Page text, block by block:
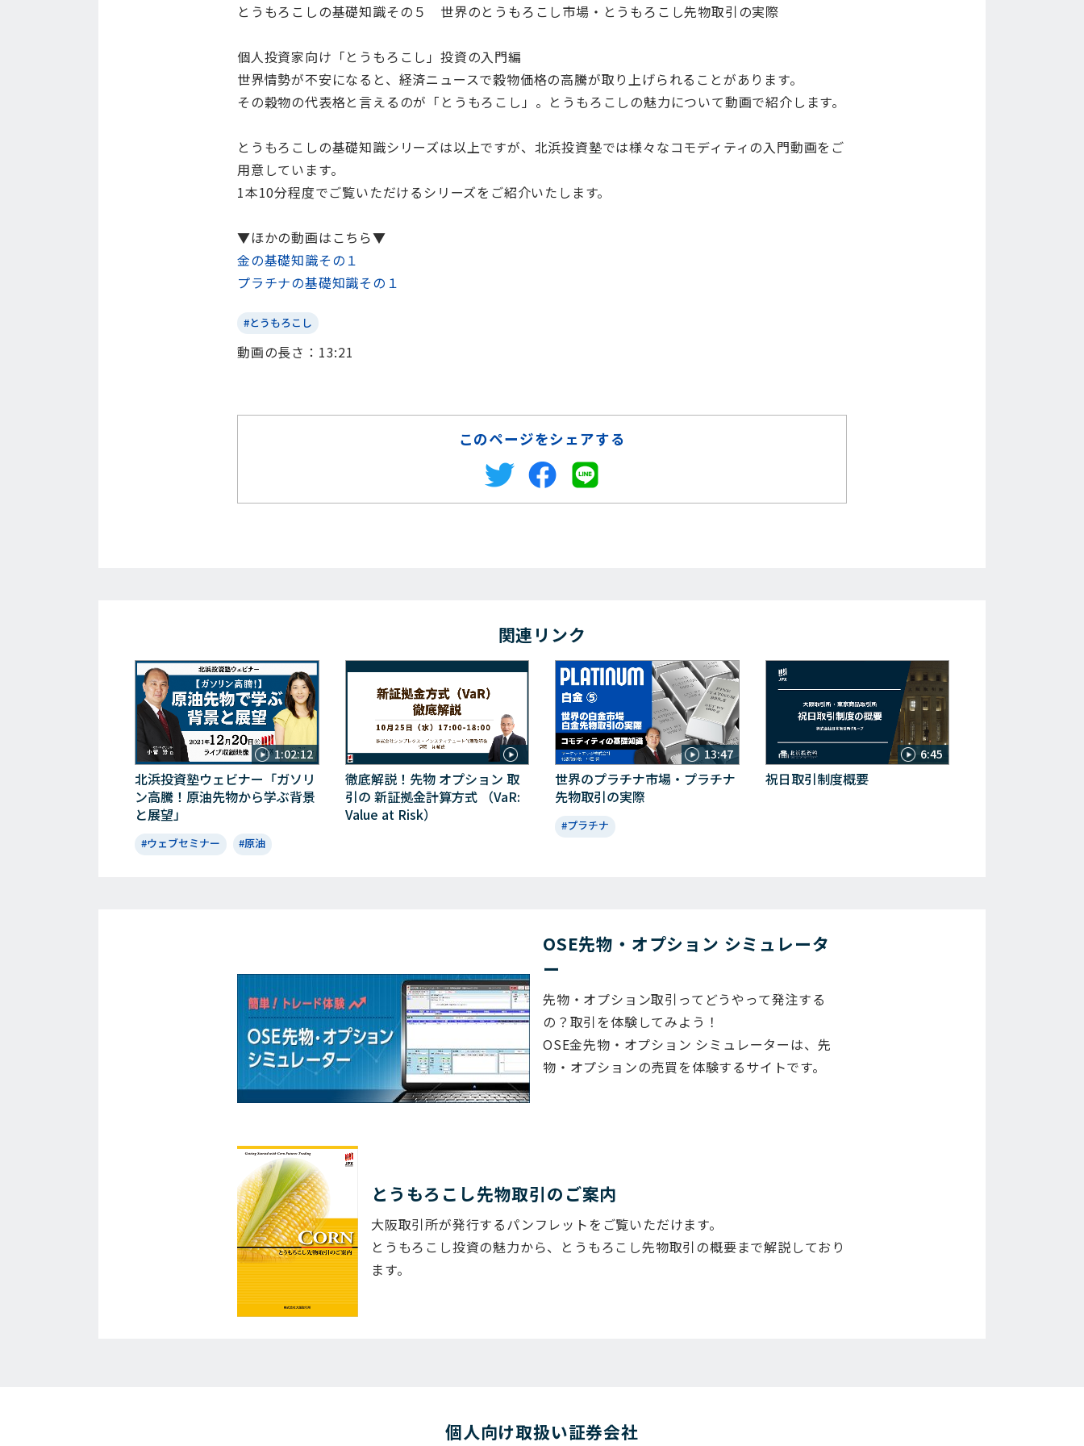
とうもろこしの基礎知識その５ 世界のとうもろこし市場・とうもろこし先物取引の実際
個人投資家向け「とうもろこし」投資の入門編
世界情勢が不安になると、経済ニュースで穀物価格の高騰が取り上げられることがあります。
その穀物の代表格と言えるのが「とうもろこし」。とうもろこしの魅力について動画で紹介します。
とうもろこしの基礎知識シリーズは以上ですが、北浜投資塾では様々なコモディティの入門動画をご
用意しています。
1本10分程度でご覧いただけるシリーズをご紹介いたします。
▼ほかの動画はこちら▼
金の基礎知識その１
プラチナの基礎知識その１
#とうもろこし
動画の⻑さ：13:21
このページをシェアする
関連リンク
1:02:12
北浜投資塾ウェビナー「ガソリ
ン高騰！原油先物から学ぶ背景
と展望」
#ウェブセミナー #原油
徹底解説！先物 オプション 取
引の 新証拠金計算方式 （VaR:
Value at Risk）
13:47
世界のプラチナ市場・プラチナ
先物取引の実際
#プラチナ
6:45
祝日取引制度概要
OSE先物・オプション シミュレータ
ー
先物・オプション取引ってどうやって発注する
の？取引を体験してみよう！
OSE金先物・オプション シミュレーターは、先
物・オプションの売買を体験するサイトです。
とうもろこし先物取引のご案内
大阪取引所が発行するパンフレットをご覧いただけます。
とうもろこし投資の魅力から、とうもろこし先物取引の概要まで解説しており
ます。
個⼈向け取扱い証券会社